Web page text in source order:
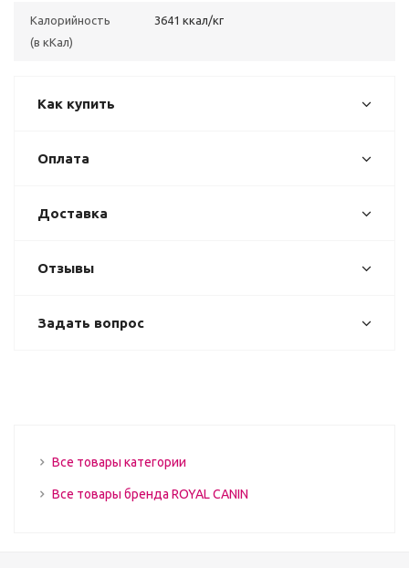
Калорийность
(в кКал)
3641 ккал/кг
Как купить
Оплата
Доставка
Отзывы
Задать вопрос
Все товары категории
Все товары бренда ROYAL CANIN